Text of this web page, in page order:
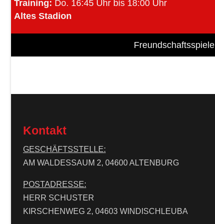
Training: Do. 16:45 Uhr bis 18:00 Uhr
Altes Stadion
Freundschaftsspiele
Kontakt
GESCHÄFTSSTELLE:
AM WALDESSAUM 2, 04600 ALTENBURG
POSTADRESSE:
HERR SCHUSTER
KIRSCHENWEG 2, 04603 WINDISCHLEUBA